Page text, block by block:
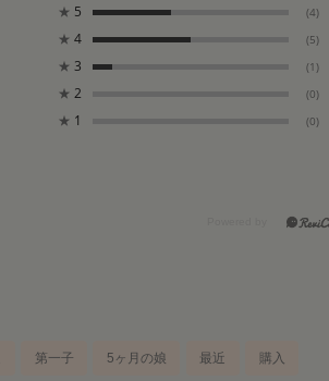
★ 5 (4)
★ 4 (5)
★ 3 (1)
★ 2 (0)
★ 1 (0)
第一子 5ヶ月の娘 最近 購入